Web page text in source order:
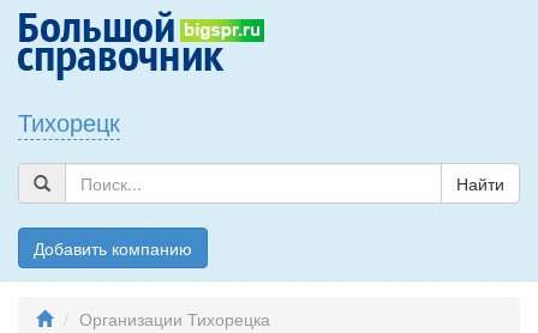
Тихорецк
Найти
Добавить компанию
Организации Тихорецка